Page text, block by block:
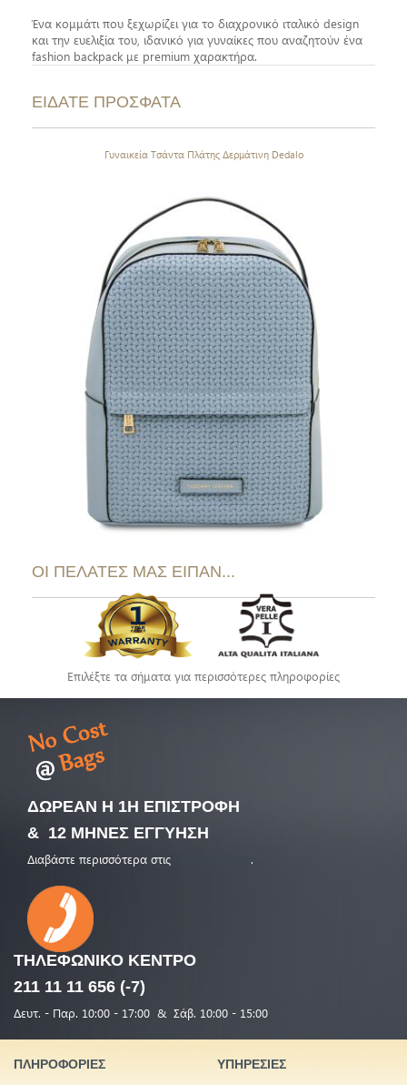
Ένα κομμάτι που ξεχωρίζει για το διαχρονικό ιταλικό design
και την ευελιξία του, ιδανικό για γυναίκες που αναζητούν ένα
fashion backpack με premium χαρακτήρα.
ΕΙΔΑΤΕ ΠΡΟΣΦΑΤΑ
Γυναικεία Τσάντα Πλάτης Δερμάτινη Dedalo
ΟΙ ΠΕΛΑΤΕΣ ΜΑΣ ΕΙΠΑΝ...
Επιλέξτε τα σήματα για περισσότερες πληροφορίες
ΔΩΡΕΑΝ Η 1Η ΕΠΙΣΤΡΟΦΗ
& 12 ΜΗΝΕΣ ΕΓΓΥΗΣΗ
Διαβάστε περισσότερα στις .
ΤΗΛΕΦΩΝΙΚΟ ΚΕΝΤΡΟ
211 11 11 656 (-7)
Δευτ. - Παρ. 10:00 - 17:00 & Σάβ. 10:00 - 15:00
ΠΛΗΡΟΦΟΡΙΕΣ ΥΠΗΡΕΣΙΕΣ